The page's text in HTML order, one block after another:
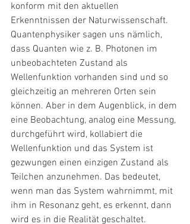
konform mit den aktuellen
Erkenntnissen der Naturwissenschaft.
Quantenphysiker sagen uns nämlich,
dass Quanten wie z. B. Photonen im
unbeobachteten Zustand als
Wellenfunktion vorhanden sind und so
gleichzeitig an mehreren Orten sein
können. Aber in dem Augenblick, in dem
eine Beobachtung, analog eine Messung,
durchgeführt wird, kollabiert die
Wellenfunktion und das System ist
gezwungen einen einzigen Zustand als
Teilchen anzunehmen. Das bedeutet,
wenn man das System wahrnimmt, mit
ihm in Resonanz geht, es erkennt, dann
wird es in die Realität geschaltet.